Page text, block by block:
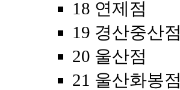
18 연제점
19 경산중산점
20 울산점
21 울산화봉점